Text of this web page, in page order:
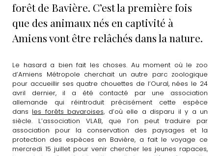
forêt de Bavière. C’est la première fois
que des animaux nés en captivité à
Amiens vont être relâchés dans la nature.
Le hasard a bien fait les choses. Au moment où le zoo
d’Amiens Métropole cherchait un autre parc zoologique
pour accueillir ses quatre chouettes de l’Oural, nées le 24
avril dernier, il a été contacté par une association
allemande qui réintroduit précisément cette espèce
dans les forêts bavaroises, d’où elle a disparu il y a un
siècle. L’association VLAB, que l’on peut traduire par
association pour la conservation des paysages et la
protection des espèces en Bavière, a fait le voyage ce
mercredi 15 juillet pour venir chercher les jeunes rapaces,